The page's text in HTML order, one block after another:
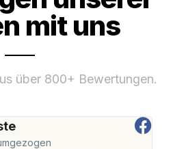
mit uns
über 800+ Bewertungen.